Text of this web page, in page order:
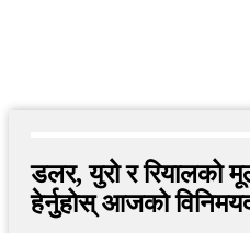
डलर, युरो र रियालको
हेर्नुहोस् आजको